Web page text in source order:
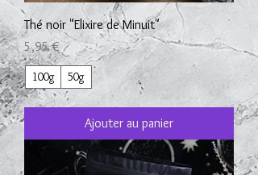
Thé noir "Elixire de Minuit"
Prix
5,95 €
100g 50g
Ajouter au panier